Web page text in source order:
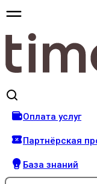
Оплата услуг
Партнёрская
База знаний